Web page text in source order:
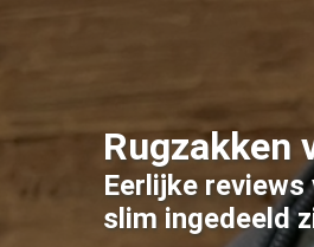
Rugzakken
Eerlijke
slim ingedeeld